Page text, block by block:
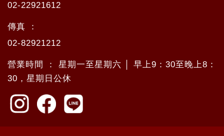
02-22921612
傳真 ：
02-82921212
營業時間 ： 星期一至星期六 │ 早上9：30至晚上8：
30，星期日公休